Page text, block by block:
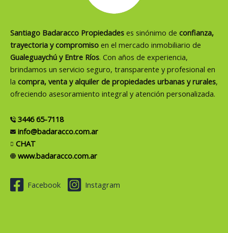
Santiago Badaracco Propiedades es sinónimo de confianza,
trayectoria y compromiso en el mercado inmobiliario de
Gualeguaychú y Entre Ríos. Con años de experiencia,
brindamos un servicio seguro, transparente y profesional en
la compra, venta y alquiler de propiedades urbanas y rurales,
ofreciendo asesoramiento integral y atención personalizada.
3446 65-7118
info@badaracco.com.ar
CHAT
www.badaracco.com.ar
Facebook Instagram